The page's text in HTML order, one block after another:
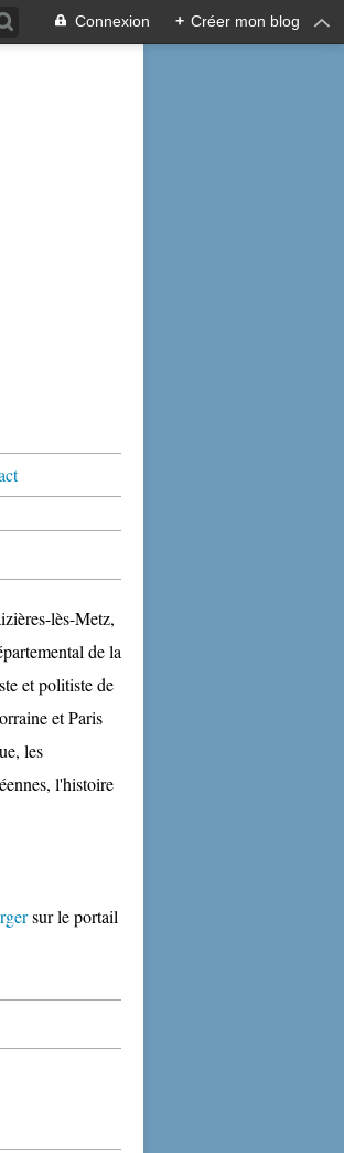
Connexion + Créer mon blog
lès-Metz,
de la
et politiste de
et Paris
les
l'histoire
sur le portail